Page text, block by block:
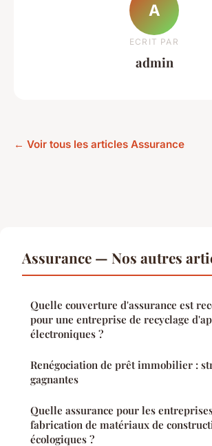
A
ECRIT PAR
admin
← Voir tous les articles Assurance
Assurance — Nos autres
Quelle couverture d'assurance est
pour une entreprise de recyclage
électroniques ?
Renégociation de prêt immobilier :
gagnantes
Quelle assurance pour les
fabrication de matériaux de
écologiques ?